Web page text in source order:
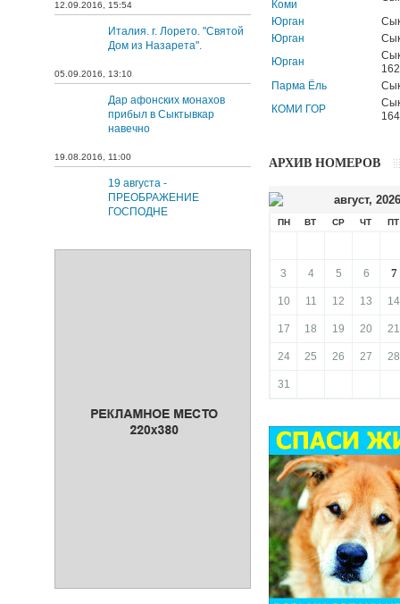
12.09.2016, 15:54
Италия. г. Лорето. "Святой
Дом из Назарета".
05.09.2016, 13:10
Дар афонских монахов
прибыл в Сыктывкар
навечно
19.08.2016, 11:00
19 августа -
ПРЕОБРАЖЕНИЕ
ГОСПОДНЕ
Коми
Юрган
Юрган
Юрган
162
Парма Ёль
КОМИ ГОР
164
АРХИВ НОМЕРОВ
август, 2026
ПН ВТ СР ЧТ ПТ
3 4 5 6 7
10 11 12 13 14
17 18 19 20 21
24 25 26 27 28
31